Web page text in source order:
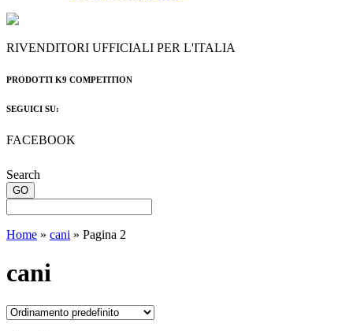
RIVENDITORI UFFICIALI PER L'ITALIA
PRODOTTI K9 COMPETITION
SEGUICI SU:
FACEBOOK
Search
Home » cani » Pagina 2
cani